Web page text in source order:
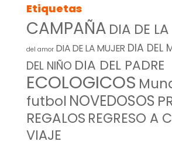
Etiquetas
CAMPAÑA DIA DE
del amor DIA DE LA MUJER DIA DEL
DEL NIÑO DIA DEL PADRE
ECOLOGICOS
futbol NOVEDOSOS
REGALOS REGRESO A
VIAJE